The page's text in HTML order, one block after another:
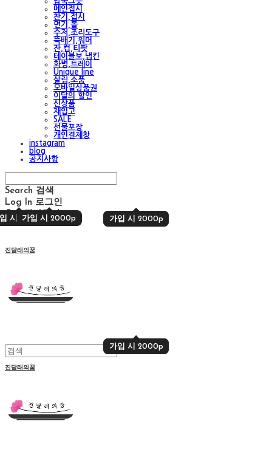
메인접시
찬기,접시
면기,볼
수저,조리도구
뚝배기,워머
잔,컵,티팟
테이블보,냅킨
화병,트레이
Unique line
살림,소품
모바일상품권
이달의 할인
신상품
재입고
SALE
선물포장
개인결제창
instagram
blog
공지사항
Search 검색
Log In
시 2000p
로그인
가입 시 2000p 가입 시 2000p
가입 시 2000p
Cart장바구니
진달래의꿈
가입 시 2000p
가입 시 2000p
진달래의꿈